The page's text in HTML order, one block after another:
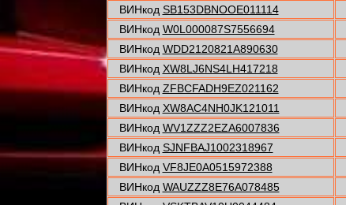
ВИНкод SB153DBNOOE011114
ВИНкод W0L000087S7556694
ВИНкод WDD2120821A890630
ВИНкод XW8LJ6NS4LH417218
ВИНкод ZFBCFADH9EZ021162
ВИНкод XW8AC4NH0JK121011
ВИНкод WV1ZZZ2EZA6007836
ВИНкод SJNFBAJ1002318967
ВИНкод VF8JE0A0515972388
ВИНкод WAUZZZ8E76A078485